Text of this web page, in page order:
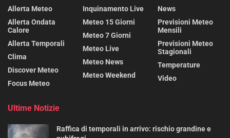
Allerta Meteo
Allerta Ondata
Calore
Allerta Temporali
Clima
Discover Meteo
Focus Meteo
Inquinamento Live
Meteo 15 Giorni
Meteo 7 Giorni
Meteo Live
Meteo News
Meteo Weekend
News
Previsioni Meteo
Mensili
Previsioni Meteo
Stagionali
Temperature
Video
Ultime Notizie
Raffica di temporali in arrivo: rischio grandine e